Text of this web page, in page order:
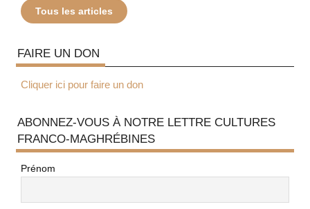
Tous les articles
FAIRE UN DON
Cliquer ici pour faire un don
ABONNEZ-VOUS À NOTRE LETTRE CULTURES
FRANCO-MAGHRÉBINES
Prénom